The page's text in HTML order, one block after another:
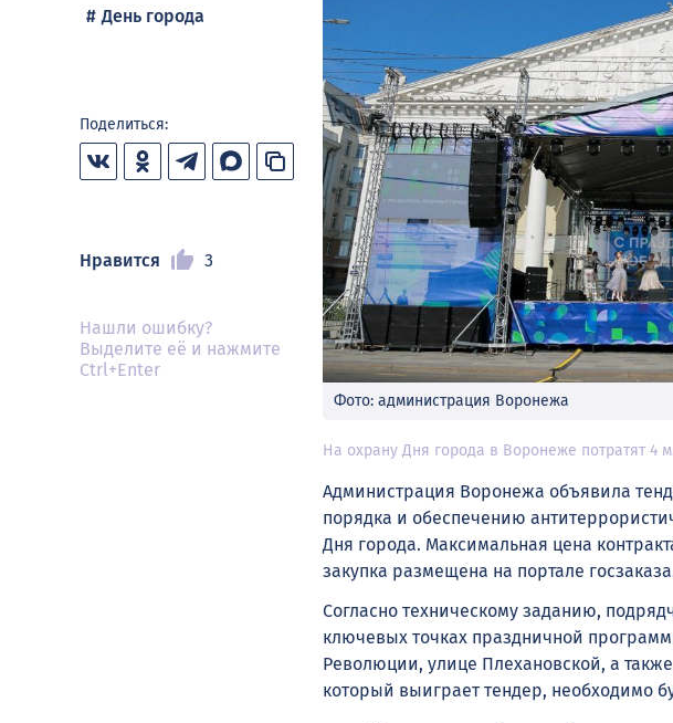
День города
Поделиться:
Нравится 3
Нашли ошибку?
Выделите её и нажмите
Ctrl+Enter
Фото: администрация Воронежа
На охрану Дня города в Воронеже потратят 4
Администрация Воронежа объявила
порядка и обеспечению
Дня города. Максимальная цена
закупка размещена на портале
Согласно техническому заданию,
ключевых точках праздничной
Революции, улице Плехановской, а
который выиграет тендер, необходимо